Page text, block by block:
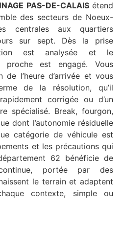
PAS-DE-CALAISétend
des secteurs de Noeux-
centrales aux quartiers
sur sept. Dès la prise
est analysée et le
proche est engagé. Vous
de l’heure d’arrivée et vous
de la résolution, qu’il
corrigée ou d’un
spécialisé. Break, fourgon,
dont l’autonomie résiduelle
catégorie de véhicule est
et les précautions qui
62 bénéficie de
portée par des
le terrain et adaptent
contexte, simple ou